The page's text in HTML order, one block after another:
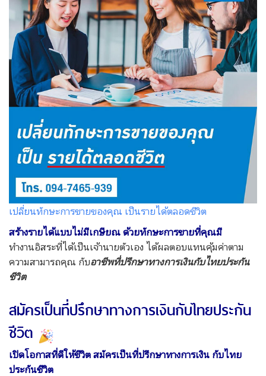
เปลี่ยนทักษะการขายของคุณ เป็นรายได้ตลอดชีวิต
สร้างรายได้แบบไม่มีเกษียณ ด้วยทักษะการขายที่คุณมี
ทำงานอิสระที่ได้เป็นเจ้านายตัวเอง ได้ผลตอบแทนคุ้มค่าตาม
ความสามารถคุณ กับอาชีพที่ปรึกษาทางการเงินกับไทยประกัน
ชีวิต
สมัครเป็นที่ปรึกษาทางการเงินกับไทยประกัน
ชีวิต
เปิดโอกาสที่ดีให้ชีวิต สมัครเป็นที่ปรึกษาทางการเงิน กับไทย
ประกันชีวิต